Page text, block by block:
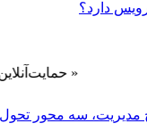
دارد؟
« حمایت‌آنلاین، حامی
مدیریت، سه محور